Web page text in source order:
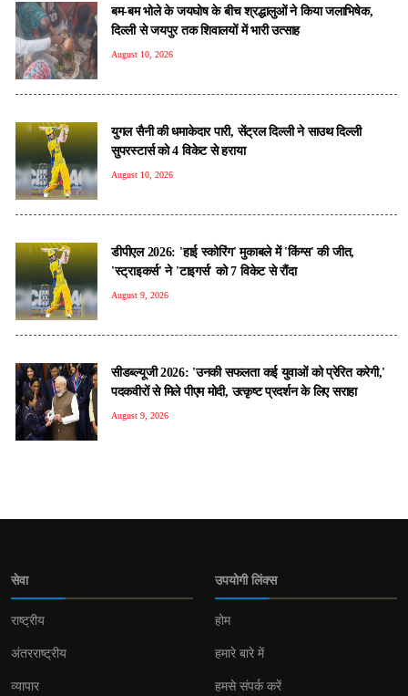
बम-बम भोले के जयघोष के बीच श्रद्धालुओं ने किया जलाभिषेक,
दिल्ली से जयपुर तक शिवालयों में भारी उत्साह
August 10, 2026
युगल सैनी की धमाकेदार पारी, सेंट्रल दिल्ली ने साउथ दिल्ली
सुपरस्टार्स को 4 विकेट से हराया
August 10, 2026
डीपीएल 2026: 'हाई स्कोरिंग' मुकाबले में 'किंग्स' की जीत,
'स्ट्राइकर्स' ने 'टाइगर्स' को 7 विकेट से रौंदा
August 9, 2026
सीडब्ल्यूजी 2026: 'उनकी सफलता कई युवाओं को प्रेरित करेगी,'
पदकवीरों से मिले पीएम मोदी, उत्कृष्ट प्रदर्शन के लिए सराहा
August 9, 2026
सेवा
राष्ट्रीय
अंतरराष्ट्रीय
व्यापार
उपयोगी लिंक्स
होम
हमारे बारे में
हमसे संपर्क करें